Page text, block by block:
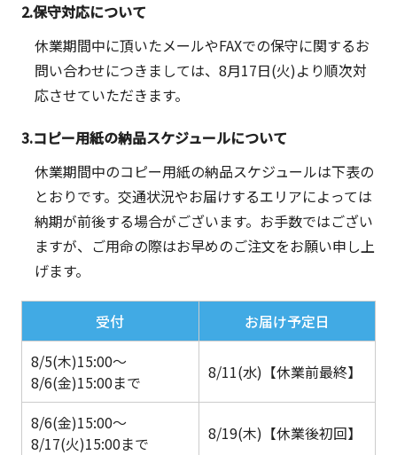
2.保守対応について
休業期間中に頂いたメールやFAXでの保守に関するお
問い合わせにつきましては、8月17日(火)より順次対
応させていただきます。
3.コピー用紙の納品スケジュールについて
休業期間中のコピー用紙の納品スケジュールは下表の
とおりです。交通状況やお届けするエリアによっては
納期が前後する場合がございます。お手数ではござい
ますが、ご用命の際はお早めのご注文をお願い申し上
げます。
受付
お届け予定日
8/5(木)15:00～
8/6(金)15:00まで
8/11(水)【休業前最終】
8/6(金)15:00～
8/17(火)15:00まで
8/19(木)【休業後初回】